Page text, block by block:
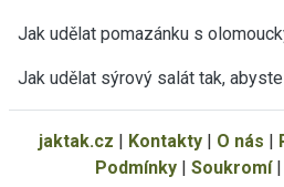
návod.
Všechny nové recepty,
najdete v pravidelném
mailové schránce. ZDARMA.
Vaše e-mailová adresa
Jak udělat pomazánku s
Jak udělat sýrový salát tak,
jaktak.cz | Kontakty| O nás |
Podmínky| Soukromí|